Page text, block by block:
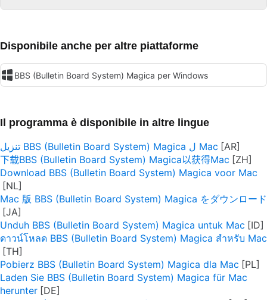
Disponibile anche per altre piattaforme
BBS (Bulletin Board System) Magica per Windows
Il programma è disponibile in altre lingue
تنزيل BBS (Bulletin Board System) Magica ل Mac
下载BBS (Bulletin Board System) Magica以获得Mac
Download BBS (Bulletin Board System) Magica voor Mac
Mac 版 BBS (Bulletin Board System) Magica をダウンロード
Unduh BBS (Bulletin Board System) Magica untuk Mac
ดาวน์โหลด BBS (Bulletin Board System) Magica สำหรับ Mac
Pobierz BBS (Bulletin Board System) Magica dla Mac
Laden Sie BBS (Bulletin Board System) Magica für Mac
herunter